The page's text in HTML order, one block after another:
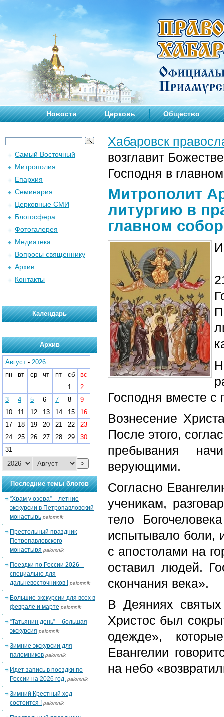
Новости Церковь Общество
Хабаровск
возглавит
Господня в
Митрополит
литургию в
главном
Господня вместе с
Вознесение
После этого,
пребывания
верующими.
Согласно
ученикам,
тело
испытывало боли,
с апостолами на
оставил людей.
скончания века».
В Деяниях святых
Христос был
одежде»,
Евангелии
на небо
Самый Восточный
Митрополия
Епархия
Семинария
Церковные СМИ
Блогосфера
Фотогалерея
Медиатека
Вопросы священнику
Архив
Контакты
Календарь
Архив
Август - 2026
пн
вт ср чт пт сб
вс
1
2
3
4 5 6 7 8
9
10
11 12 13 14 15
16
17
18 19 20 21 22
23
24
25 26 27 28 29
30
31
>
Последние темы блогов
“Храм у озера” – летние
экскурсии в Петропавловский
монастырь palomnik
Престольный праздник
Петропавловского
монастыря palomnik
Поездки по России 2026 –
специально для
дальневосточников ! palomnik
Большие экскурсии для всех в
феврале и марте palomnik
“Татьянин день” – большая
экскурсия palomnik
Зимние экскурсии для
паломников palomnik
Идет запись в поездки по
России на 2026 год. palomnik
Зимний Крестный ход
состоится ! palomnik